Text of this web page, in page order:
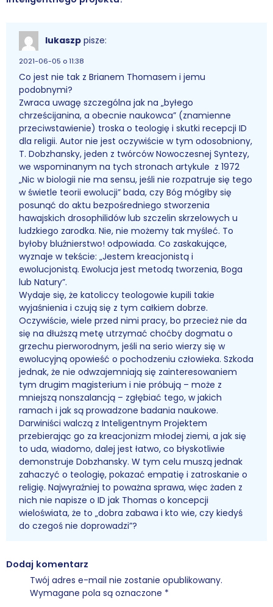
lukaszp pisze:
2021-06-05 o 11:38
Co jest nie tak z Brianem Thomasem i jemu
podobnymi?
Zwraca uwagę szczególna jak na „byłego
chrześcijanina, a obecnie naukowca” (znamienne
przeciwstawienie) troska o teologię i skutki recepcji ID
dla religii. Autor nie jest oczywiście w tym odosobniony,
T. Dobzhansky, jeden z twórców Nowoczesnej Syntezy,
we wspominanym na tych stronach artykule z 1972
„Nic w biologii nie ma sensu, jeśli nie rozpatruje się tego
w świetle teorii ewolucji” bada, czy Bóg mógłby się
posunąć do aktu bezpośredniego stworzenia
hawajskich drosophilidów lub szczelin skrzelowych u
ludzkiego zarodka. Nie, nie możemy tak myśleć. To
byłoby bluźnierstwo! odpowiada. Co zaskakujące,
wyznaje w tekście: „Jestem kreacjonistą i
ewolucjonistą. Ewolucja jest metodą tworzenia, Boga
lub Natury”.
Wydaje się, że katoliccy teologowie kupili takie
wyjaśnienia i czują się z tym całkiem dobrze.
Oczywiście, wiele przed nimi pracy, bo przecież nie da
się na dłuższą metę utrzymać choćby dogmatu o
grzechu pierworodnym, jeśli na serio wierzy się w
ewolucyjną opowieść o pochodzeniu człowieka. Szkoda
jednak, że nie odwzajemniają się zainteresowaniem
tym drugim magisterium i nie próbują – może z
mniejszą nonszalancją – zgłębiać tego, w jakich
ramach i jak są prowadzone badania naukowe.
Darwiniści walczą z Inteligentnym Projektem
przebierając go za kreacjonizm młodej ziemi, a jak się
to uda, wiadomo, dalej jest łatwo, co błyskotliwie
demonstruje Dobzhansky. W tym celu muszą jednak
zahaczyć o teologię, pokazać empatię i zatroskanie o
religię. Najwyraźniej to poważna sprawa, więc żaden z
nich nie napisze o ID jak Thomas o koncepcji
wieloświata, że to „dobra zabawa i kto wie, czy kiedyś
do czegoś nie doprowadzi”?
Dodaj komentarz
Twój adres e-mail nie zostanie opublikowany.
Wymagane pola są oznaczone *